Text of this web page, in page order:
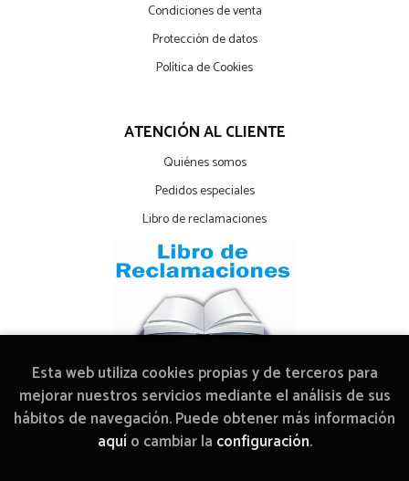
Condiciones de venta
Protección de datos
Política de Cookies
ATENCIÓN AL CLIENTE
Quiénes somos
Pedidos especiales
Libro de reclamaciones
2026 ©Librería Arcadia Mediática. Todos los Derechos
Reservados |Grupo Trevenque
Esta web utiliza cookies propias y de terceros para
mejorar nuestros servicios mediante el análisis de sus
hábitos de navegación. Puede obtener más información
aquío cambiar la configuración.